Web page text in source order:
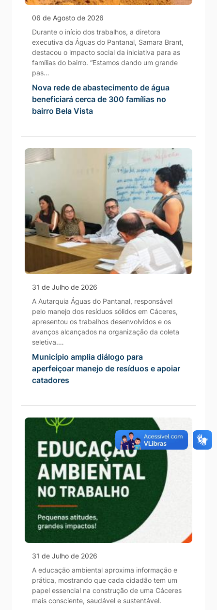
06 de Agosto de 2026
Durante o início dos trabalhos, a diretora
executiva da Águas do Pantanal, Samara Brant,
destacou o impacto social da iniciativa para as
famílias do bairro. “Estamos dando um grande
pas…
Nova rede de abastecimento de água
beneficiará cerca de 300 famílias no
bairro Bela Vista
31 de Julho de 2026
A Autarquia Águas do Pantanal, responsável
pelo manejo dos resíduos sólidos em Cáceres,
apresentou os trabalhos desenvolvidos e os
avanços alcançados na organização da coleta
seletiva.…
Município amplia diálogo para
aperfeiçoar manejo de resíduos e apoiar
catadores
31 de Julho de 2026
A educação ambiental aproxima informação e
prática, mostrando que cada cidadão tem um
papel essencial na construção de uma Cáceres
mais consciente, saudável e sustentável.